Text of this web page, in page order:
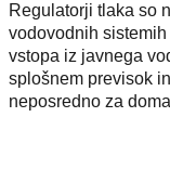
Regulatorji tlaka so
vodovodnih
vstopa iz javnega
splošnem previsok
neposredno za